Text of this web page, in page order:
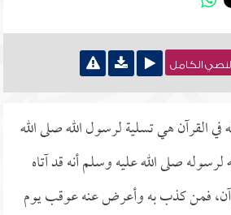
النصي الكامل
القرآن هي تسلية لرسول الله صلى الله
صلى الله عليه وسلم أنه قد آتاه
فمن كذب به وأعرض عنه عوقب يوم